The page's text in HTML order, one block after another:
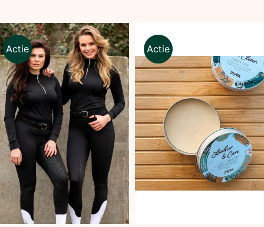
was:
€ 19,95.
is:
€ 13,97.
Actie
Actie